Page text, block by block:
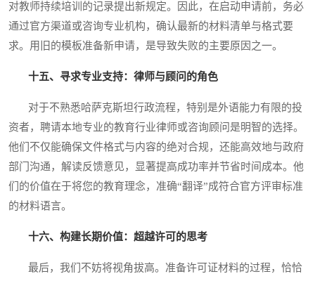
对教师持续培训的记录提出新规定。因此，在启动申请前，务必
通过官方渠道或咨询专业机构，确认最新的材料清单与格式要
求。用旧的模板准备新申请，是导致失败的主要原因之一。
十五、寻求专业支持：律师与顾问的角色
对于不熟悉哈萨克斯坦行政流程，特别是外语能力有限的投
资者，聘请本地专业的教育行业律师或咨询顾问是明智的选择。
他们不仅能确保文件格式与内容的绝对合规，还能高效地与政府
部门沟通，解读反馈意见，显著提高成功率并节省时间成本。他
们的价值在于将您的教育理念，准确“翻译”成符合官方评审标准
的材料语言。
十六、构建长期价值：超越许可的思考
最后，我们不妨将视角拔高。准备许可证材料的过程，恰恰